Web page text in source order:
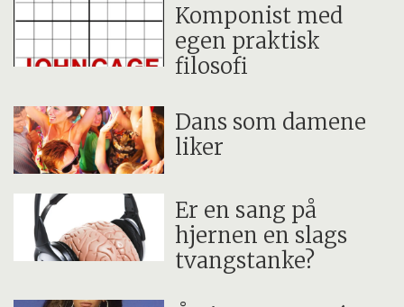
Komponist med
egen praktisk
filosofi
Dans som damene
liker
Er en sang på
hjernen en slags
tvangstanke?